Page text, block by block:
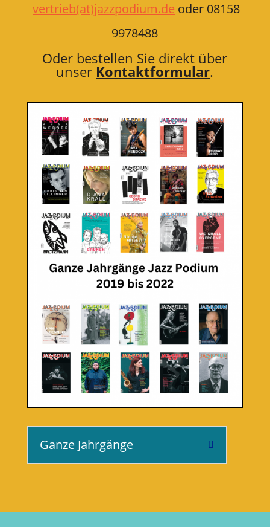
vertrieb(at)jazzpodium.de oder 08158
9978488
Oder bestellen Sie direkt über
unser Kontaktformular.
Ganze Jahrgänge